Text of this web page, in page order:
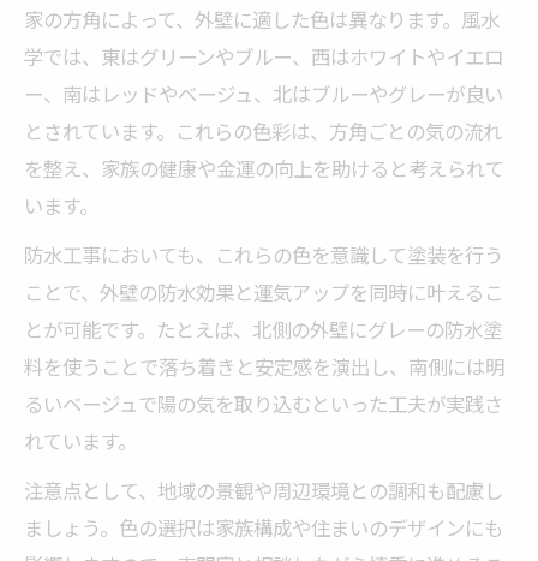
家の方角によって、外壁に適した色は異なります。風水
学では、東はグリーンやブルー、西はホワイトやイエロ
ー、南はレッドやベージュ、北はブルーやグレーが良い
とされています。これらの色彩は、方角ごとの気の流れ
を整え、家族の健康や金運の向上を助けると考えられて
います。
防水工事においても、これらの色を意識して塗装を行う
ことで、外壁の防水効果と運気アップを同時に叶えるこ
とが可能です。たとえば、北側の外壁にグレーの防水塗
料を使うことで落ち着きと安定感を演出し、南側には明
るいベージュで陽の気を取り込むといった工夫が実践さ
れています。
注意点として、地域の景観や周辺環境との調和も配慮し
ましょう。色の選択は家族構成や住まいのデザインにも